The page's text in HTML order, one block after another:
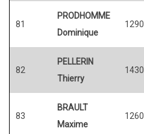
81
PRODHOMME
Dominique
1290
82
PELLERIN
Thierry
1430
83
BRAULT
Maxime
1260